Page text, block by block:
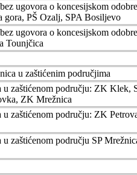
ugovora o koncesijskom
gora, PŠ Ozalj, SPA Bosiljevo
ugovora o koncesijskom
Tounjčica
u zaštićenim područjima
u zaštićenom području: ZK Klek,
ZK Mrežnica
zaštićenom području: ZK
zaštićenom području SP